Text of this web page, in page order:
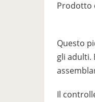
Prodotto
Questo
gli adulti.
Il